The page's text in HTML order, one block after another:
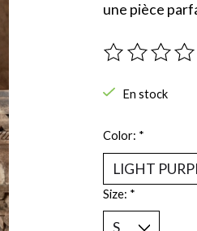
une pièce
Ce produit est
En stock
Color: *
Size: *